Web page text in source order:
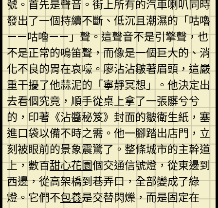
號。首先是聲音。街上所有的汽車喇叭同時
發出了一個持續不斷、低沉且潮濕的「咕嚕
——咕嚕——」聲。這聲音不是引擎聲，也
不是正常的鳴笛聲，而像是一個巨大的、消
化不良的胃在哀嚎。廖沾沾皺著眉頭，這嚴
重干擾了他蒜泥的「寧靜冥想」。他決定出
去看個究竟，順手從桌上拿了一張髒兮兮
的，印著《沾醬秘笈》封面的皺衛生紙，塞
進口袋以備不時之需。他一腳踏出店門，立
刻被眼前的景象震驚了。整條城市的主幹道
上，數百甜心花園個交通信號燈，從東邊到
西邊，從高架橋到巷弄口，全部變成了綠
燈。它們不包養是交替閃爍，而是固定在